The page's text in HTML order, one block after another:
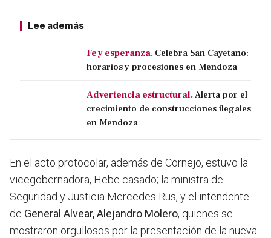
Lee además
Fe y esperanza. Celebra San Cayetano:
horarios y procesiones en Mendoza
Advertencia estructural.Alerta por el
crecimiento de construcciones ilegales
en Mendoza
En el acto protocolar, además de Cornejo, estuvo la
vicegobernadora, Hebe casado; la ministra de
Seguridad y Justicia Mercedes Rus, y el intendente
de General Alvear, Alejandro Molero, quienes se
mostraron orgullosos por la presentación de la nueva